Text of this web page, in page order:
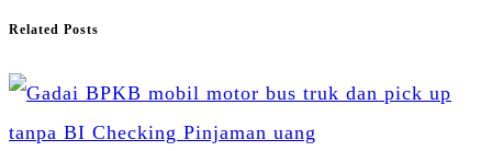
Related Posts